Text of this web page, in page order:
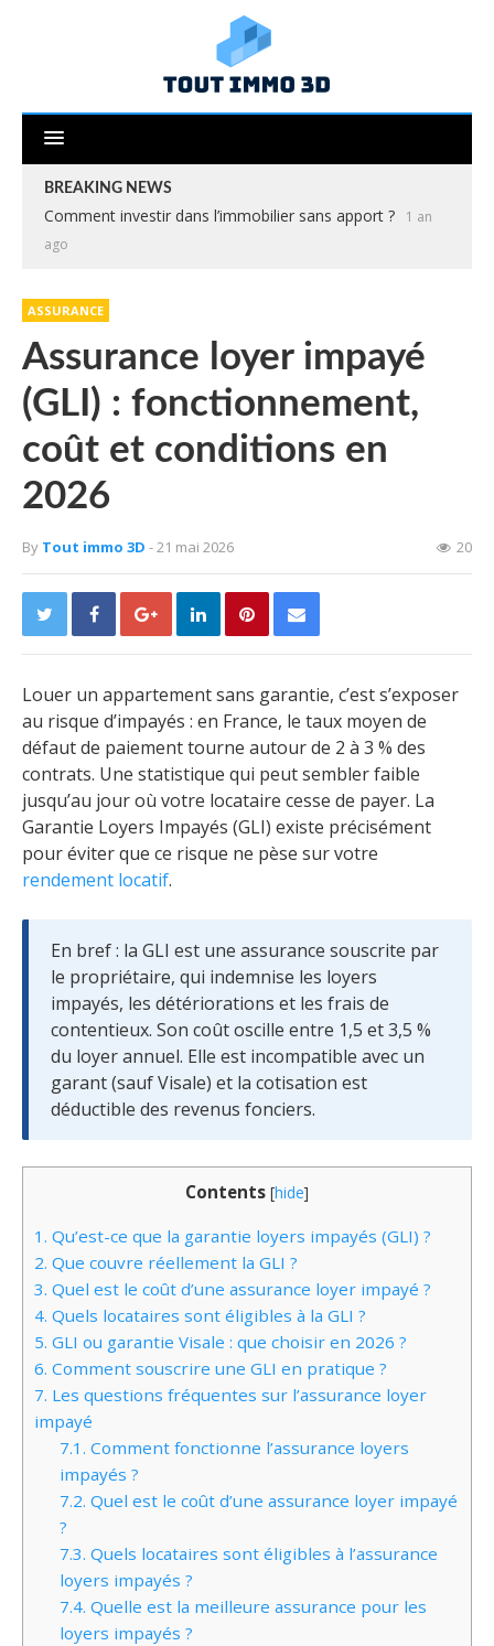
BREAKING NEWS
Comment investir dans l’immobilier sans apport ?
1 an
ago
ASSURANCE
Assurance loyer impayé
(GLI) : fonctionnement,
coût et conditions en
2026
By Tout immo 3D - 21 mai 2026 20
Louer un appartement sans garantie, c’est s’exposer
au risque d’impayés : en France, le taux moyen de
défaut de paiement tourne autour de 2 à 3 % des
contrats. Une statistique qui peut sembler faible
jusqu’au jour où votre locataire cesse de payer. La
Garantie Loyers Impayés (GLI) existe précisément
pour éviter que ce risque ne pèse sur votre
rendement locatif.
En bref : la GLI est une assurance souscrite par
le propriétaire, qui indemnise les loyers
impayés, les détériorations et les frais de
contentieux. Son coût oscille entre 1,5 et 3,5 %
du loyer annuel. Elle est incompatible avec un
garant (sauf Visale) et la cotisation est
déductible des revenus fonciers.
Contents [hide]
1. Qu’est-ce que la garantie loyers impayés (GLI) ?
2. Que couvre réellement la GLI ?
3. Quel est le coût d’une assurance loyer impayé ?
4. Quels locataires sont éligibles à la GLI ?
5. GLI ou garantie Visale : que choisir en 2026 ?
6. Comment souscrire une GLI en pratique ?
7. Les questions fréquentes sur l’assurance loyer
impayé
7.1. Comment fonctionne l’assurance loyers
impayés ?
7.2. Quel est le coût d’une assurance loyer impayé
?
7.3. Quels locataires sont éligibles à l’assurance
loyers impayés ?
7.4. Quelle est la meilleure assurance pour les
loyers impayés ?